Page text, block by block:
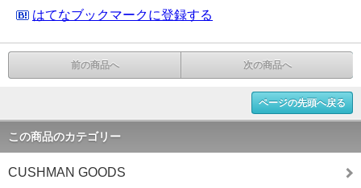
はてなブックマークに登録する
前の商品へ 次の商品へ
ページの先頭へ戻る
この商品のカテゴリー
CUSHMAN GOODS